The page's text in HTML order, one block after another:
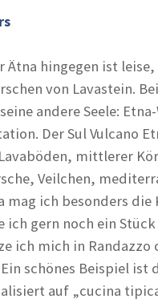
Ätna hingegen ist
von Lavastein.
andere Seele:
Der Sul Vulcano
mittlerer
Veilchen,
mag ich besonders
ich gern noch ein
ich mich in
schönes Beispiel ist
auf „cucina